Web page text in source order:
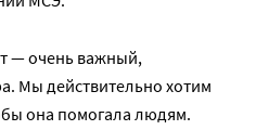
— очень важный,
Мы действительно хотим
она помогала людям.